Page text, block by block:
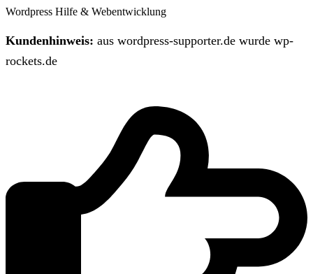
Wordpress Hilfe & Webentwicklung
Kundenhinweis: aus wordpress-supporter.de wurde wp-
rockets.de